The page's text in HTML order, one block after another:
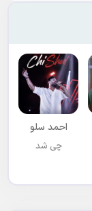
احمد سلو
چی شد